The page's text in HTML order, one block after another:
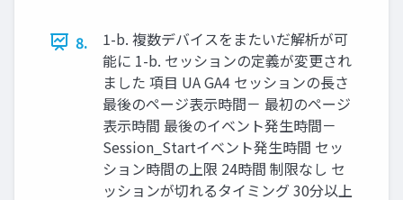
8.
1-b. 複数デバイスをまたいだ解析が可
能に 1-b. セッションの定義が変更され
ました 項目 UA GA4 セッションの長さ
最後のページ表示時間－ 最初のページ
表示時間 最後のイベント発生時間－
Session_Startイベント発生時間 セッ
ション時間の上限 24時間 制限なし セ
ッションが切れるタイミング 30分以上